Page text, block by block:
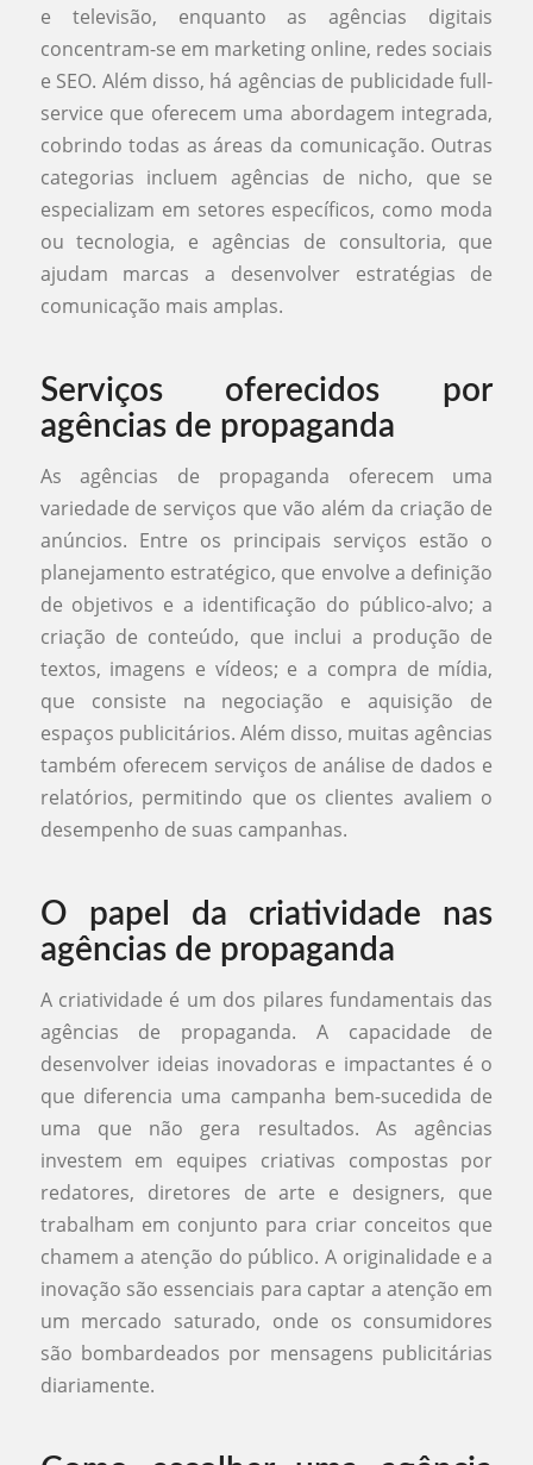
e televisão, enquanto as agências digitais
concentram-se em marketing online, redes sociais
e SEO. Além disso, há agências de publicidade full-
service que oferecem uma abordagem integrada,
cobrindo todas as áreas da comunicação. Outras
categorias incluem agências de nicho, que se
especializam em setores específicos, como moda
ou tecnologia, e agências de consultoria, que
ajudam marcas a desenvolver estratégias de
comunicação mais amplas.
Serviços oferecidos por
agências de propaganda
As agências de propaganda oferecem uma
variedade de serviços que vão além da criação de
anúncios. Entre os principais serviços estão o
planejamento estratégico, que envolve a definição
de objetivos e a identificação do público-alvo; a
criação de conteúdo, que inclui a produção de
textos, imagens e vídeos; e a compra de mídia,
que consiste na negociação e aquisição de
espaços publicitários. Além disso, muitas agências
também oferecem serviços de análise de dados e
relatórios, permitindo que os clientes avaliem o
desempenho de suas campanhas.
O papel da criatividade nas
agências de propaganda
A criatividade é um dos pilares fundamentais das
agências de propaganda. A capacidade de
desenvolver ideias inovadoras e impactantes é o
que diferencia uma campanha bem-sucedida de
uma que não gera resultados. As agências
investem em equipes criativas compostas por
redatores, diretores de arte e designers, que
trabalham em conjunto para criar conceitos que
chamem a atenção do público. A originalidade e a
inovação são essenciais para captar a atenção em
um mercado saturado, onde os consumidores
são bombardeados por mensagens publicitárias
diariamente.